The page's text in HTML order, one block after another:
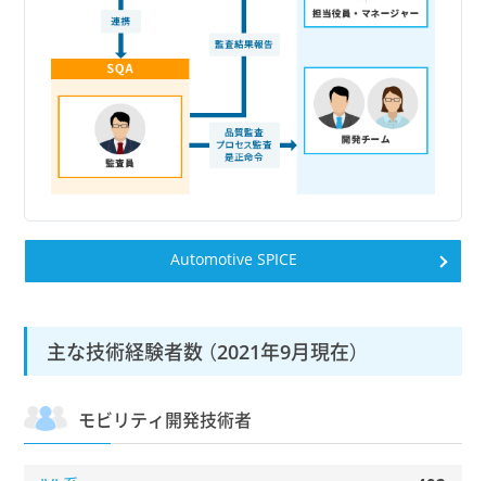
Automotive SPICE
主な技術経験者数 （2021年9月現在）
モビリティ開発技術者